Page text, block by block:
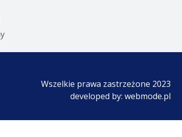
Wszelkie prawa zastrzeżone 2023
developed by: webmode.pl